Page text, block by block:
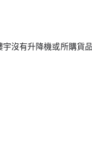
沒有升降機或所購貨